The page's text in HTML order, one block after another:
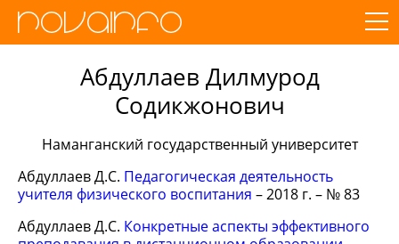
Абдуллаев Дилмурод
Содикжонович
Наманганский государственный университет
Абдуллаев Д.С. Педагогическая деятельность
учителя физического воспитания – 2018 г. – № 83
Абдуллаев Д.С. Конкретные аспекты эффективного